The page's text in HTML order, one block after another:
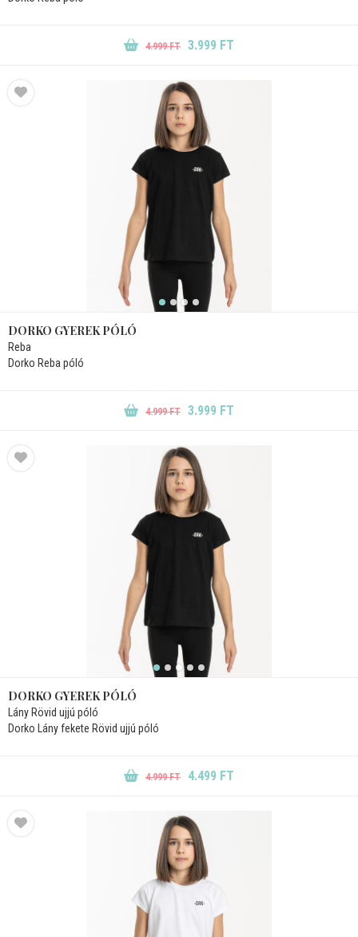
4.999 FT 3.999 FT
DORKO GYEREK PÓLÓ
Reba
Dorko Reba póló
4.999 FT 3.999 FT
DORKO GYEREK PÓLÓ
Lány Rövid ujjú póló
Dorko Lány fekete Rövid ujjú póló
4.999 FT 4.499 FT